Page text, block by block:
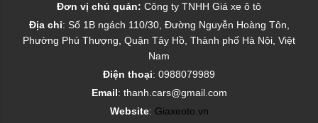
Đơn vị chủ quản: Công ty TNHH Giá xe ô tô
Địa chỉ: Số 1B ngách 110/30, Đường Nguyễn Hoàng Tôn,
Phường Phú Thượng, Quận Tây Hồ, Thành phố Hà Nội, Việt
Nam
Điện thoại: 0988079989
Email: thanh.cars@gmail.com
Website: Giaxeoto.vn